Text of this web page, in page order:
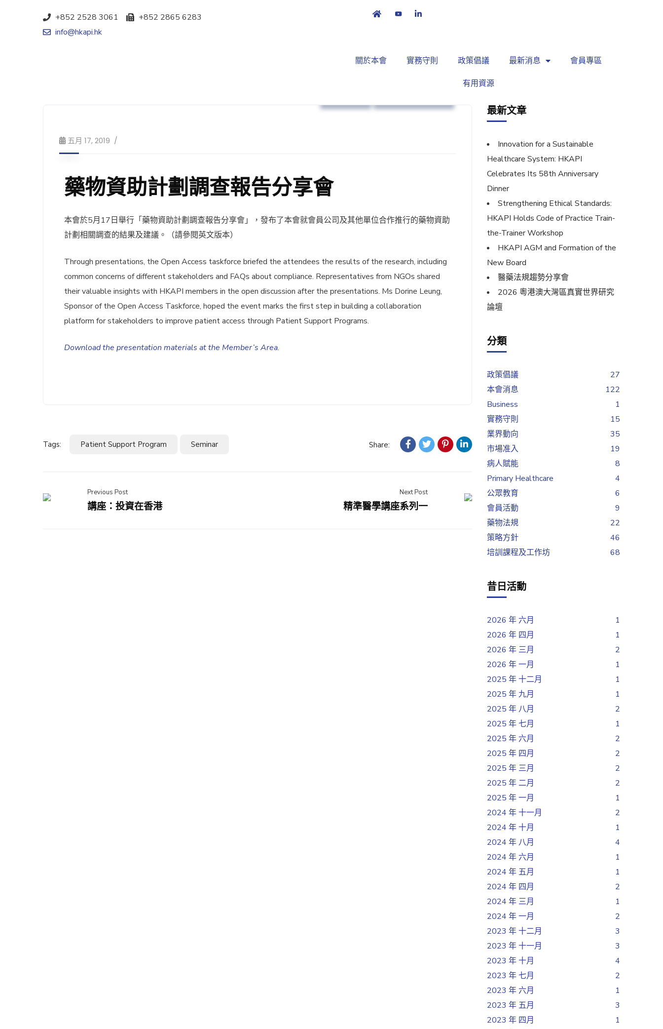
+852 2528 3061
+852 2865 6283
info@hkapi.hk
關於本會 實務守則 政策倡議 最新消息 會員專區
有用資源
五月 17, 2019
藥物資助計劃調查報告分享會
本會於5月17日舉行「藥物資助計劃調查報告分享會」，發布了本會就會員公司及其他單位合作推行的藥物資助
計劃相關調查的結果及建議。（請參閱英文版本）
Through presentations, the Open Access taskforce briefed the attendees the results of the research, including
common concerns of different stakeholders and FAQs about compliance. Representatives from NGOs shared
their valuable insights with HKAPI members in the open discussion after the presentations. Ms Dorine Leung,
Sponsor of the Open Access Taskforce, hoped the event marks the first step in building a collaboration
platform for stakeholders to improve patient access through Patient Support Programs.
Download the presentation materials at the Member’s Area.
Tags: Patient Support Program Seminar Share:
Previous Post
講座：投資在香港
Next Post
精準醫學講座系列一
最新文章
Innovation for a Sustainable
Healthcare System: HKAPI
Celebrates Its 58th Anniversary
Dinner
Strengthening Ethical Standards:
HKAPI Holds Code of Practice Train-
the-Trainer Workshop
HKAPI AGM and Formation of the
New Board
醫藥法規趨勢分享會
2026 粵港澳大灣區真實世界研究
論壇
分類
政策倡議
27
本會消息
122
Business
1
實務守則
15
業界動向
35
市場准入
19
病人賦能
8
Primary Healthcare
4
公眾教育
6
會員活動
9
藥物法規
22
策略方針
46
培訓課程及工作坊
68
昔日活動
2026 年 六月
1
2026 年 四月
1
2026 年 三月
2
2026 年 一月
1
2025 年 十二月
1
2025 年 九月
1
2025 年 八月
2
2025 年 七月
1
2025 年 六月
2
2025 年 四月
2
2025 年 三月
2
2025 年 二月
2
2025 年 一月
1
2024 年 十一月
2
2024 年 十月
1
2024 年 八月
4
2024 年 六月
1
2024 年 五月
1
2024 年 四月
2
2024 年 三月
1
2024 年 一月
2
2023 年 十二月
3
2023 年 十一月
3
2023 年 十月
4
2023 年 七月
2
2023 年 六月
1
2023 年 五月
3
2023 年 四月
1